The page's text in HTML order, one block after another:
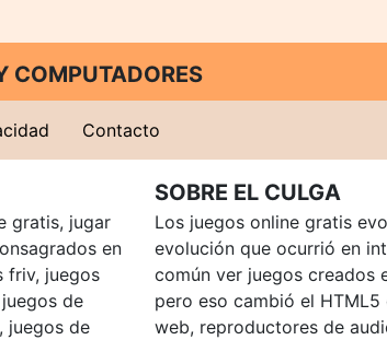
COMPUTADORES
Contacto
gratis, jugar
en
friv, juegos
de
juegos de
SOBRE EL CULGA
Los juegos online gratis
evolución que ocurrió en
común ver juegos creados
pero eso cambió el
web, reproductores de